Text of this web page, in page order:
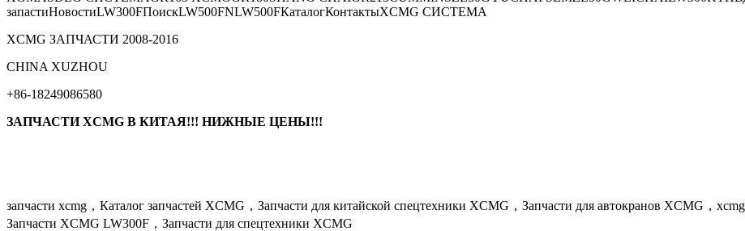
запастиНовостиLW300FПоискLW500FNLW500FКаталогКонтактыXCMG СИСТЕМА
XCMG ЗАПЧАСТИ 2008-2016
СHINA XUZHOU
+86-18249086580
ЗАПЧАСТИ XCMG В КИТАЯ!!! НИЖНЫЕ ЦЕНЫ!!!
запчасти xcmg，Каталог запчастей XCMG，Запчасти для китайской спецтехники XCMG，Запчасти для автокранов XCMG，xcmg
Запчасти XCMG LW300F，Запчасти для спецтехники XCMG